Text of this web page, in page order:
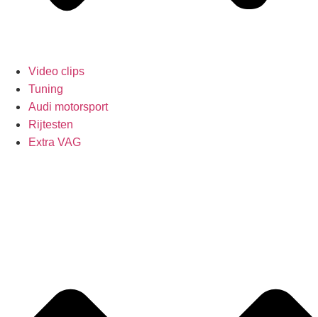
Video clips
Tuning
Audi motorsport
Rijtesten
Extra VAG